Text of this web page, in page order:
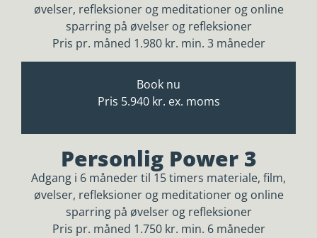
øvelser, refleksioner og meditationer og online
sparring på øvelser og refleksioner
Pris pr. måned 1.980 kr. min. 3 måneder
Book nu
Pris 5.940 kr. ex. moms
Personlig Power 3
Adgang i 6 måneder til 15 timers materiale, film,
øvelser, refleksioner og meditationer og online
sparring på øvelser og refleksioner
Pris pr. måned 1.750 kr. min. 6 måneder